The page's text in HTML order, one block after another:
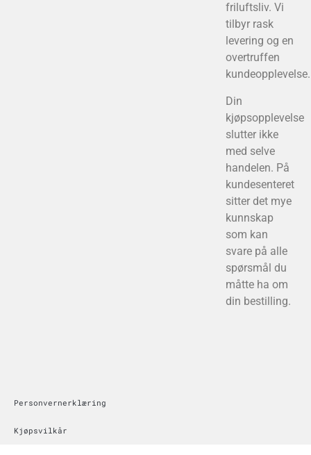
friluftsliv. Vi
tilbyr rask
levering og en
overtruffen
kundeopplevelse.
Din
kjøpsopplevelse
slutter ikke
med selve
handelen. På
kundesenteret
sitter det mye
kunnskap
som kan
svare på alle
spørsmål du
måtte ha om
din bestilling.
Personvernerklæring
Kjøpsvilkår